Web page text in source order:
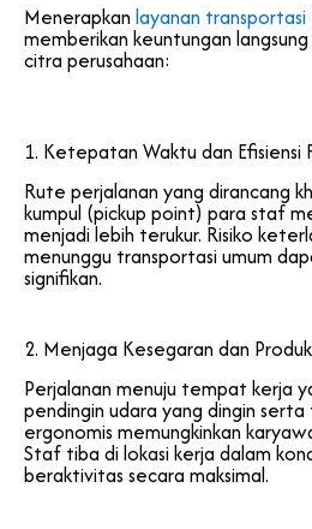
Menerapkan layanan
memberikan keuntungan
citra perusahaan:
1. Ketepatan Waktu dan Efisiensi
Rute perjalanan yang dirancang
kumpul (pickup point) para staf
menjadi lebih terukur. Risiko
menunggu transportasi umum
signifikan.
2. Menjaga Kesegaran dan
Perjalanan menuju tempat kerja
pendingin udara yang dingin
ergonomis memungkinkan
Staf tiba di lokasi kerja dalam
beraktivitas secara maksimal.